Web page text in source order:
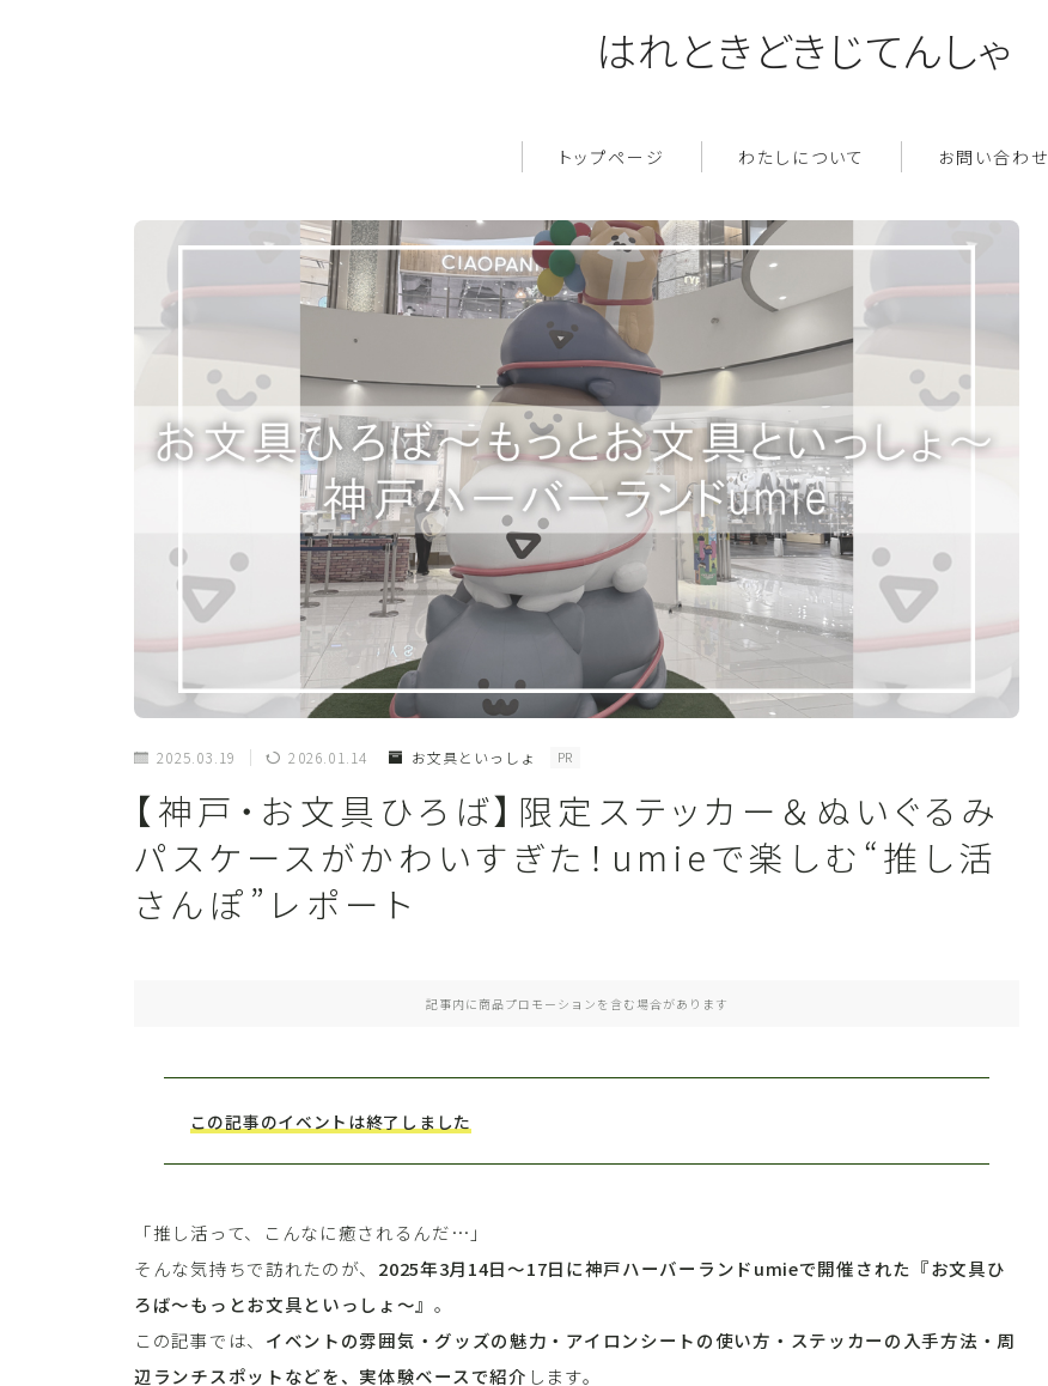
はれときどきじてんしゃ
トップページ わたしについて お問い合わせ
2025.03.19 2026.01.14 お文具といっしょ PR
【神戸・お文具ひろば】限定ステッカー＆ぬいぐるみ
パスケースがかわいすぎた！umieで楽しむ“推し活
さんぽ”レポート
記事内に商品プロモーションを含む場合があります
この記事のイベントは終了しました
「推し活って、こんなに癒されるんだ…」
そんな気持ちで訪れたのが、 2025年3月14日〜17日に神戸ハーバーランドumieで開催された『お文具ひ
ろば～もっとお文具といっしょ～』。
この記事では、 イベントの雰囲気・グッズの魅力・アイロンシートの使い方・ステッカーの入手方法・周
辺ランチスポットなどを、実体験ベースで紹介 します。